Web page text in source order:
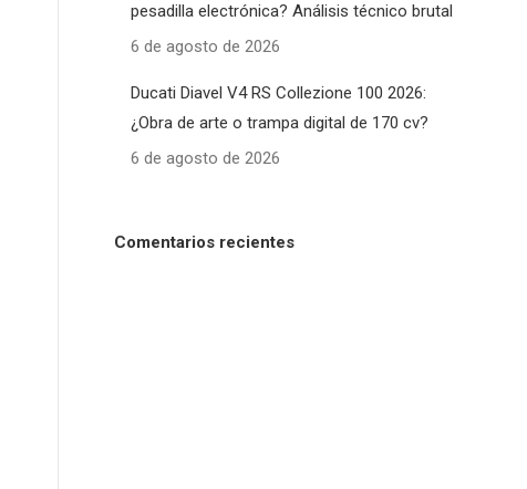
pesadilla electrónica? Análisis técnico brutal
6 de agosto de 2026
Ducati Diavel V4 RS Collezione 100 2026:
¿Obra de arte o trampa digital de 170 cv?
6 de agosto de 2026
Comentarios recientes